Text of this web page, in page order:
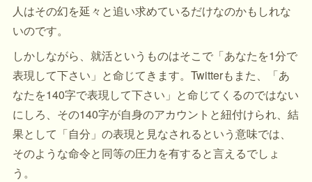
人はその幻を延々と追い求めているだけなのかもしれな
いのです。
しかしながら、就活というものはそこで「あなたを1分で
表現して下さい」と命じてきます。Twitterもまた、「あ
なたを140字で表現して下さい」と命じてくるのではない
にしろ、その140字が自身のアカウントと紐付けられ、結
果として「自分」の表現と見なされるという意味では、
そのような命令と同等の圧力を有すると言えるでしょ
う。